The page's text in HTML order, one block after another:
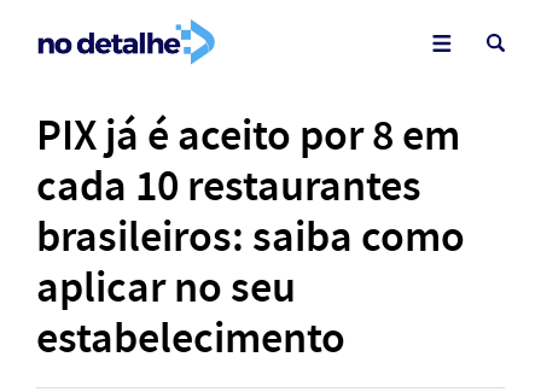
PIX já é aceito por 8 em
cada 10 restaurantes
brasileiros: saiba como
aplicar no seu
estabelecimento